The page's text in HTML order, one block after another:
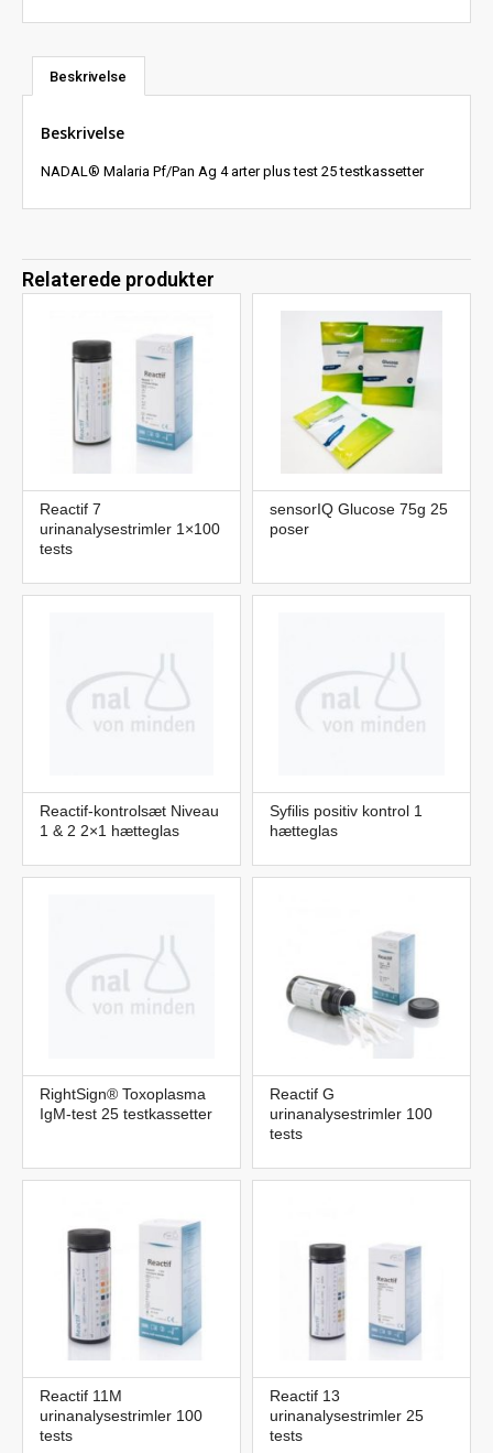
Beskrivelse
Beskrivelse
NADAL® Malaria Pf/Pan Ag 4 arter plus test 25 testkassetter
Relaterede produkter
Reactif 7
urinanalysestrimler 1×100
tests
sensorIQ Glucose 75g 25
poser
Reactif-kontrolsæt Niveau
1 & 2 2×1 hætteglas
Syfilis positiv kontrol 1
hætteglas
RightSign® Toxoplasma
IgM-test 25 testkassetter
Reactif G
urinanalysestrimler 100
tests
Reactif 11M
urinanalysestrimler 100
tests
Reactif 13
urinanalysestrimler 25
tests